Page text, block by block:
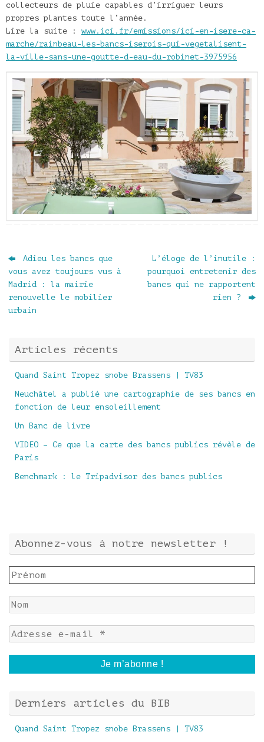
collecteurs de pluie capables d’irriguer leurs
propres plantes toute l’année.
Lire la suite : www.ici.fr/emissions/ici-en-isere-ca-
marche/rainbeau-les-bancs-iserois-qui-vegetalisent-
la-ville-sans-une-goutte-d-eau-du-robinet-3975956
Adieu les bancs que
vous avez toujours vus à
Madrid : la mairie
renouvelle le mobilier
urbain
L’éloge de l’inutile :
pourquoi entretenir des
bancs qui ne rapportent
rien ?
Articles récents
Quand Saint Tropez snobe Brassens | TV83
Neuchâtel a publié une cartographie de ses bancs en
fonction de leur ensoleillement
Un Banc de livre
VIDEO – Ce que la carte des bancs publics révèle de
Paris
Benchmark : le Tripadvisor des bancs publics
Abonnez-vous à notre newsletter !
Derniers articles du BIB
Quand Saint Tropez snobe Brassens | TV83